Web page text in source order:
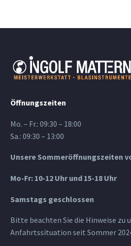
Öffnungszeiten
Mo. – Fr.: 09:30 – 18:00
Sa.: 09:30 – 13:00
Unsere Sommeröffnungszeiten
Mo-Fr: 10-12 Uhr und 15-18 Uhr
Samstags geschlossen
Bitte beachten Sie die Hinweise zu
Anfahrtssituation seit Sommer